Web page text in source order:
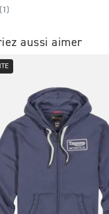
( 1 )
aussi aimer